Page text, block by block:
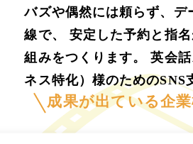
バズや偶然には頼らず、デ
線で、 安定した予約と指
組みをつくります。 英会
ネス特化）様のためのSNS
成果が出ている企